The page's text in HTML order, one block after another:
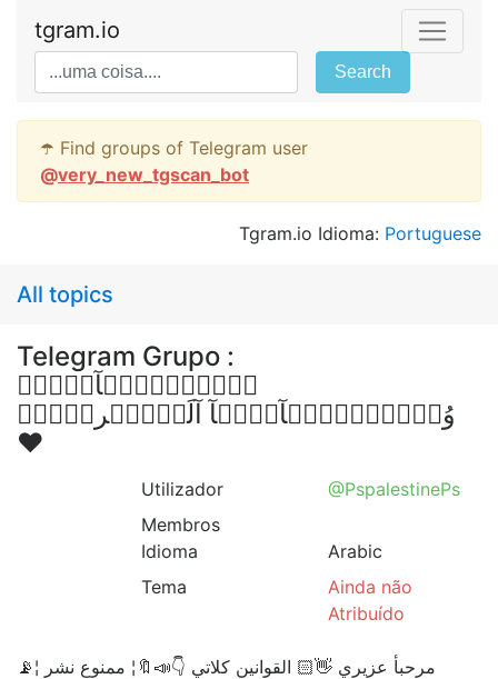
tgram.io
Search
☂️ Find groups of Telegram user
@very_new_tgscan_bot
Tgram.io Idioma: Portuguese
All topics
Telegram Grupo :
شۣۗـۙبۣۗـۙآبۣۗـۙ
وُصۣۗـۙبۣۗـۙآيۣۗہآ آلَعۣۗـۙربۣۗـۙ
❤
Utilizador
@PspalestinePs
Membros
Idioma
Arabic
Tema
Ainda não
Atribuído
📡¦ مرحبأ عزيري 👋🏻 القوانين كلاتي 👇📣🔖¦ ممنوع نشر